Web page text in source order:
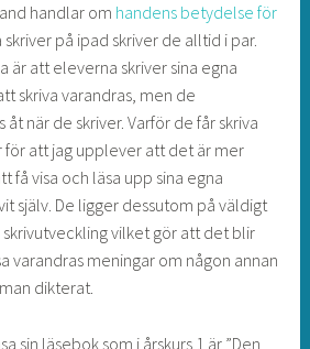
handlar om handens betydelse för
skriver på ipad skriver de alltid i par.
är att eleverna skriver sina egna
skriva varandras, men de
när de skriver. Varför de får skriva
för att jag upplever att det är mer
få visa och läsa upp sina egna
själv. De ligger dessutom på väldigt
skrivutveckling vilket gör att det blir
varandras meningar om någon annan
dikterat.
sin läsebok som i årskurs 1 är ”Den